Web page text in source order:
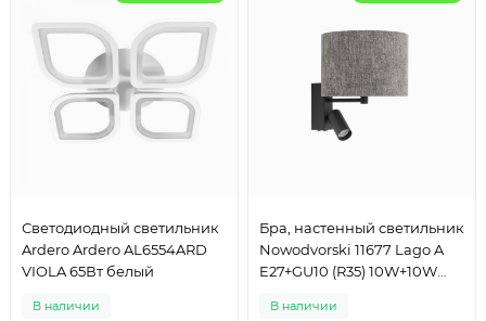
Светодиодный светильник
Ardero Ardero AL6554ARD
VIOLA 65Вт белый
В наличии
Бра, настенный светильник
Nowodvorski 11677 Lago A
E27+GU10 (R35) 10W+10W
В наличии